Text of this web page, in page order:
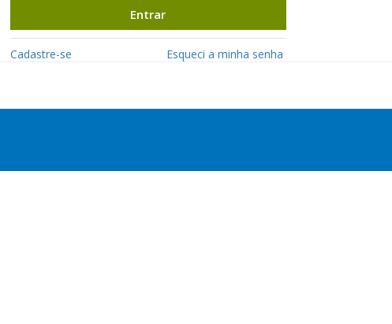
Entrar
Cadastre-se Esqueci a minha senha